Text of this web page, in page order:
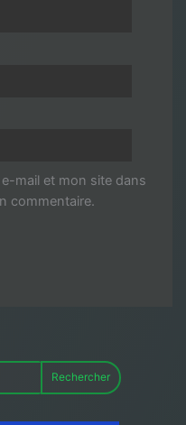
mail et mon site dans
commentaire.
Rechercher